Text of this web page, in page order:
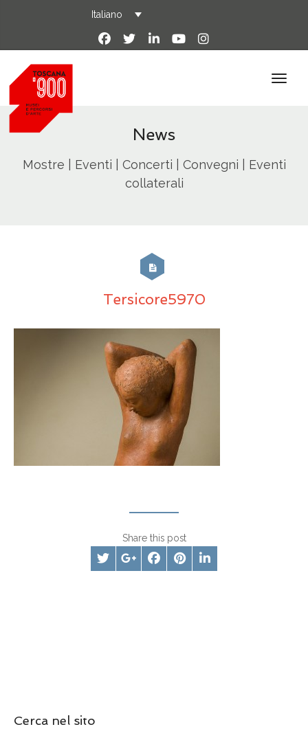
Italiano
News
Mostre | Eventi | Concerti | Convegni | Eventi
collaterali
Tersicore5970
Share this post
Cerca nel sito